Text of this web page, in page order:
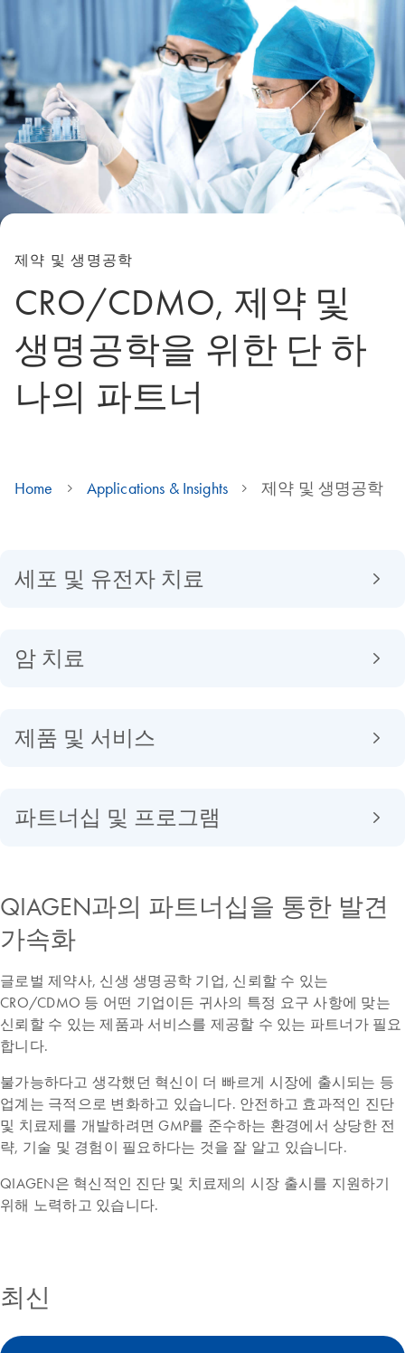
제약 및 생명공학
CRO/CDMO, 제약 및
생명공학을 위한 단 하
나의 파트너
Home Applications & Insights 제약 및 생명공학
세포 및 유전자 치료
암 치료
제품 및 서비스
파트너십 및 프로그램
QIAGEN과의 파트너십을 통한 발견
가속화
글로벌 제약사, 신생 생명공학 기업, 신뢰할 수 있는
CRO/CDMO 등 어떤 기업이든 귀사의 특정 요구 사항에 맞는
신뢰할 수 있는 제품과 서비스를 제공할 수 있는 파트너가 필요
합니다.
불가능하다고 생각했던 혁신이 더 빠르게 시장에 출시되는 등
업계는 극적으로 변화하고 있습니다. 안전하고 효과적인 진단
및 치료제를 개발하려면 GMP를 준수하는 환경에서 상당한 전
략, 기술 및 경험이 필요하다는 것을 잘 알고 있습니다.
QIAGEN은 혁신적인 진단 및 치료제의 시장 출시를 지원하기
위해 노력하고 있습니다.
최신